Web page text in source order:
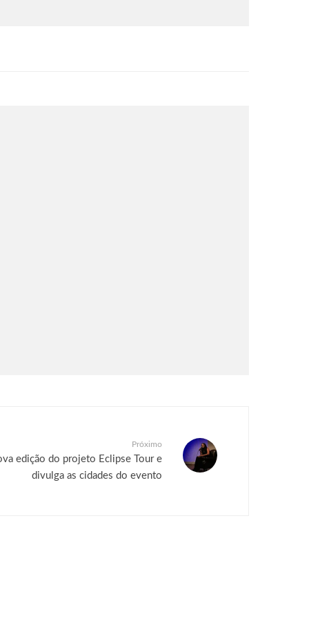
Próximo
edição do projeto Eclipse Tour e
divulga as cidades do evento